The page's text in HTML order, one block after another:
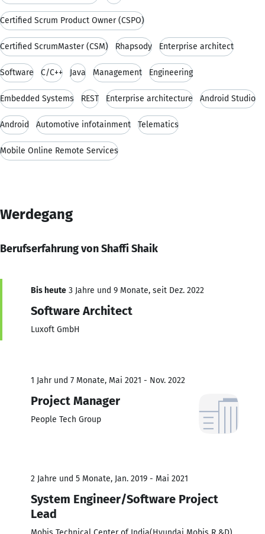
Certified Scrum Product Owner (CSPO)
Certified ScrumMaster (CSM) Rhapsody Enterprise architect
Software C/C++ Java Management Engineering
Embedded Systems REST Enterprise architecture Android Studio
Android Automotive infotainment Telematics
Mobile Online Remote Services
Werdegang
Berufserfahrung von Shaffi Shaik
Bis heute 3 Jahre und 9 Monate, seit Dez. 2022
Software Architect
Luxoft GmbH
1 Jahr und 7 Monate, Mai 2021 - Nov. 2022
Project Manager
People Tech Group
2 Jahre und 5 Monate, Jan. 2019 - Mai 2021
System Engineer/Software Project
Lead